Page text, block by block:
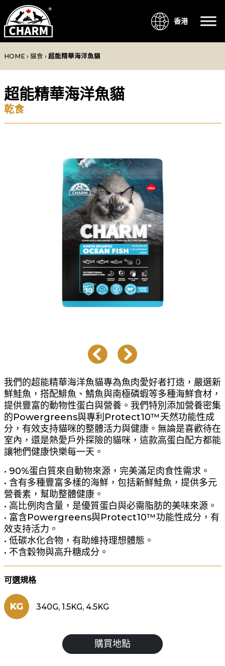
香港
HOME › 貓食 › 超能精華海洋魚貓
超能精華海洋魚貓
乾食
我們的超能精華海洋魚貓專為魚肉愛好者打造，嚴選新
鮮鮭魚，搭配鯡魚、鯖魚與南極磷蝦等多種海鮮食材，
提供豐富的動物性蛋白與營養。我們特別添加營養密集
的Powergreens與專利Protect10™天然功能性成
分，有效支持貓咪的整體活力與健康。無論是喜歡待在
室內，還是熱愛戶外探險的貓咪，這款高蛋白配方都能
讓牠們健康快樂每一天。
• 90%蛋白質來自動物來源，完美滿足肉食性需求。
• 含有多種豐富多樣的海鮮，包括新鮮鮭魚，提供多元
營養素，幫助整體健康。
• 高比例肉含量，是優質蛋白與必需脂肪的美味來源。
• 富含Powergreens與Protect10™功能性成分，有
效支持活力。
• 低碳水化合物，有助維持理想體態。
• 不含穀物與高升糖成分。
可選規格
KG 340G, 1.5KG, 4.5KG
購買地點